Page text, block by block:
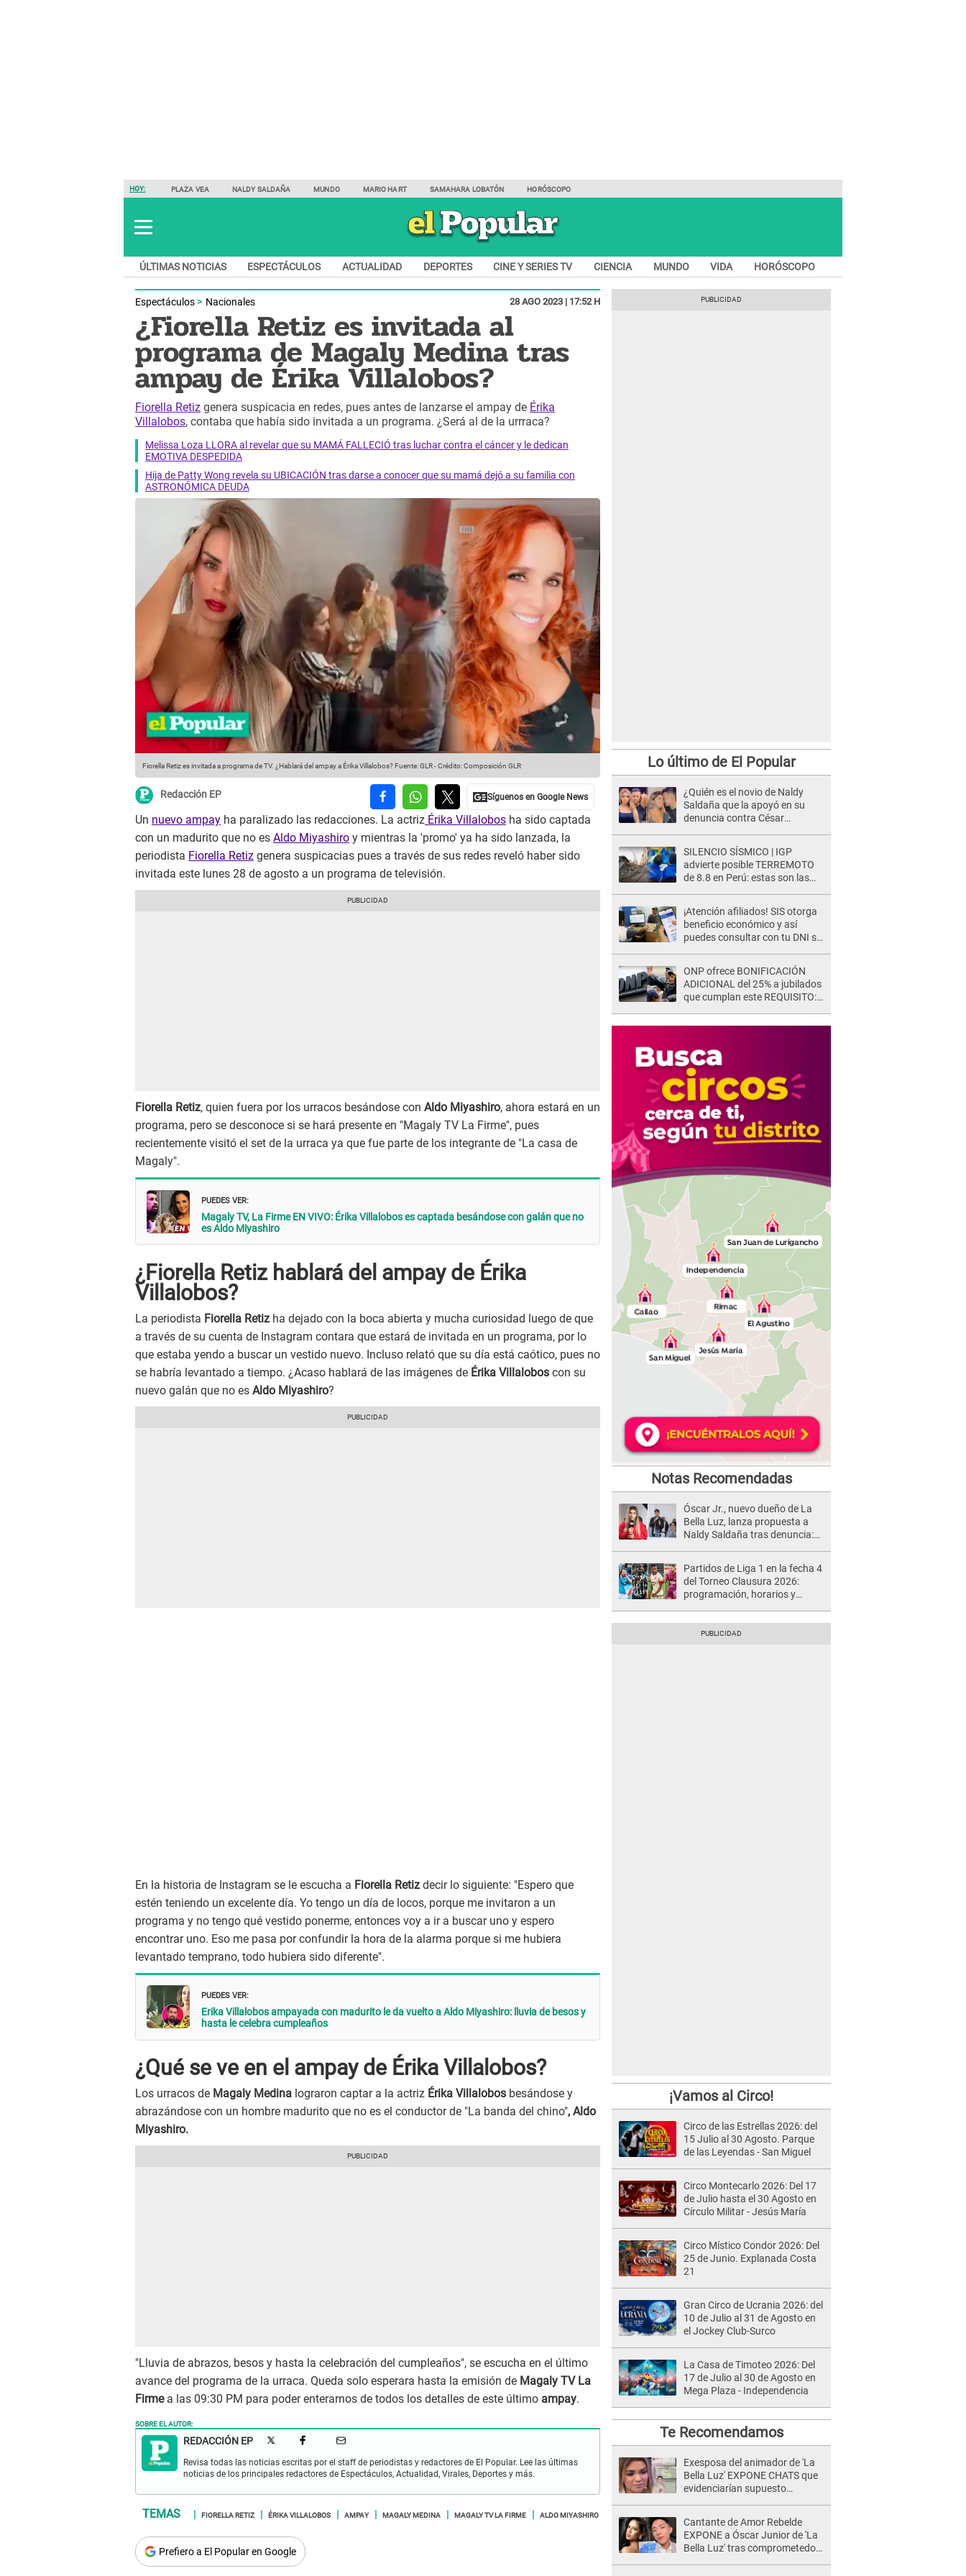
HOY: PLAZA VEA NALDY SALDAÑA MUNDO MARIO HART SAMAHARA LOBATÓN HORÓSCOPO
ÚLTIMAS NOTICIAS ESPECTÁCULOS ACTUALIDAD DEPORTES CINE Y SERIES TV CIENCIA MUNDO VIDA HORÓSCOPO
Espectáculos Nacionales 28 AGO 2023 | 17:52 H
¿Fiorella Retiz es invitada al
programa de Magaly Medina tras
ampay de Érika Villalobos?
Fiorella Retiz genera suspicacia en redes, pues antes de lanzarse el ampay de Érika
Villalobos, contaba que había sido invitada a un programa. ¿Será al de la urrraca?
Melissa Loza LLORA al revelar que su MAMÁ FALLECIÓ tras luchar contra el cáncer y le dedican
EMOTIVA DESPEDIDA
Hija de Patty Wong revela su UBICACIÓN tras darse a conocer que su mamá dejó a su familia con
ASTRONÓMICA DEUDA
Fiorella Retiz es invitada a programa de TV. ¿Hablará del ampay a Érika Villalobos? Fuente: GLR-Crédito: Composición GLR
Redacción EP
Un nuevo ampay ha paralizado las redacciones. La actriz Érika Villalobos ha sido captada
con un madurito que no es Aldo Miyashiro y mientras la 'promo' ya ha sido lanzada, la
periodista Fiorella Retiz genera suspicacias pues a través de sus redes reveló haber sido
invitada este lunes 28 de agosto a un programa de televisión.
Fiorella Retiz, quien fuera por los urracos besándose con Aldo Miyashiro, ahora estará en un
programa, pero se desconoce si se hará presente en "Magaly TV La Firme", pues
recientemente visitó el set de la urraca ya que fue parte de los integrante de "La casa de
Magaly".
PUEDES VER:
Magaly TV, La Firme EN VIVO: Érika Villalobos es captada besándose con galán que no
es Aldo Miyashiro
¿Fiorella Retiz hablará del ampay de Érika
Villalobos?
La periodista Fiorella Retiz ha dejado con la boca abierta y mucha curiosidad luego de que
a través de su cuenta de Instagram contara que estará de invitada en un programa, por lo
que estaba yendo a buscar un vestido nuevo. Incluso relató que su día está caótico, pues no
se habría levantado a tiempo. ¿Acaso hablará de las imágenes de Érika Villalobos con su
nuevo galán que no es Aldo Miyashiro?
En la historia de Instagram se le escucha a Fiorella Retiz decir lo siguiente: "Espero que
estén teniendo un excelente día. Yo tengo un día de locos, porque me invitaron a un
programa y no tengo qué vestido ponerme, entonces voy a ir a buscar uno y espero
encontrar uno. Eso me pasa por confundir la hora de la alarma porque si me hubiera
levantado temprano, todo hubiera sido diferente".
PUEDES VER:
Erika Villalobos ampayada con madurito le da vuelto a Aldo Miyashiro: lluvia de besos y
hasta le celebra cumpleaños
¿Qué se ve en el ampay de Érika Villalobos?
Los urracos de Magaly Medina lograron captar a la actriz Érika Villalobos besándose y
abrazándose con un hombre madurito que no es el conductor de "La banda del chino", Aldo
Miyashiro.
"Lluvia de abrazos, besos y hasta la celebración del cumpleaños", se escucha en el último
avance del programa de la urraca. Queda solo esperara hasta la emisión de Magaly TV La
Firme a las 09:30 PM para poder enterarnos de todos los detalles de este último ampay.
SOBRE EL AUTOR:
REDACCIÓN EP
Revisa todas las noticias escritas por el staff de periodistas y redactores de El Popular. Lee las últimas
noticias de los principales redactores de Espectáculos, Actualidad, Virales, Deportes y más.
FIORELLA RETIZ ÉRIKA VILLALOBOS AMPAY MAGALY MEDINA MAGALY TV LA FIRME ALDO MIYASHIRO
Prefiero a El Popular en Google
Lo último de El Popular
¿Quién es el novio de Naldy
Saldaña que la apoyó en su
denuncia contra César
de 'La Bella Luz'?
SILENCIO SÍSMICO | IGP
advierte posible TERREMOTO
de 8.8 en Perú: estas son las
¡Atención afiliados! SIS otorga
beneficio económico y así
puedes consultar con tu DNI si
ONP ofrece BONIFICACIÓN
ADICIONAL del 25% a jubilados
que cumplan este REQUISITO:
Notas Recomendadas
Óscar Jr., nuevo dueño de La
Bella Luz, lanza propuesta a
Naldy Saldaña tras denuncia:
Partidos de Liga 1 en la fecha 4
del Torneo Clausura 2026:
programación, horarios y
¡Vamos al Circo!
Circo de las Estrellas 2026: del
15 Julio al 30 Agosto. Parque
de las Leyendas - San Miguel
Circo Montecarlo 2026: Del 17
de Julio hasta el 30 Agosto en
Círculo Militar - Jesús María
Circo Místico Condor 2026: Del
25 de Junio. Explanada Costa
21
Gran Circo de Ucrania 2026: del
10 de Julio al 31 de Agosto en
el Jockey Club-Surco
La Casa de Timoteo 2026: Del
17 de Julio al 30 de Agosto en
Mega Plaza - Independencia
Te Recomendamos
Exesposa del animador de 'La
Bella Luz' EXPONE CHATS que
evidenciarían supuesto
Cantante de Amor Rebelde
EXPONE a Óscar Junior de 'La
Bella Luz' tras comprometedor